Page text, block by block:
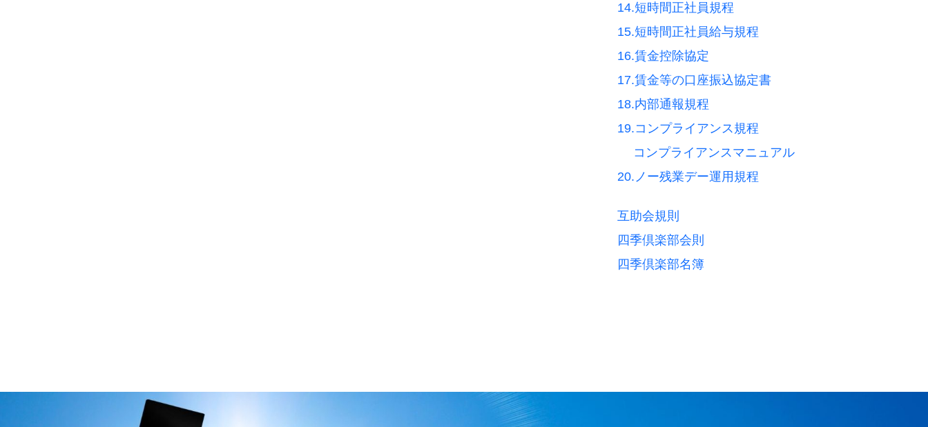
14.短時間正社員規程
15.短時間正社員給与規程
16.賃金控除協定
17.賃金等の口座振込協定書
18.内部通報規程
19.コンプライアンス規程
コンプライアンスマニュアル
20.ノー残業デー運用規程
互助会規則
四季倶楽部会則
四季倶楽部名簿